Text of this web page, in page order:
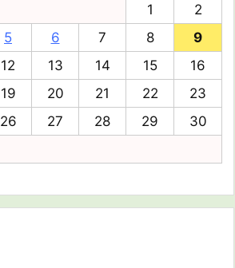
1
2
5 6 7 8
9
12 13 14 15
16
19 20 21 22
23
26 27 28 29
30